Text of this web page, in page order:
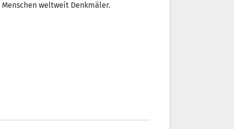
Menschen weltweit Denkmäler.